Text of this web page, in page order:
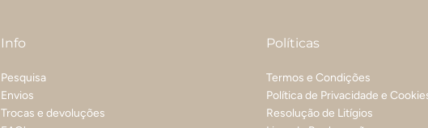
Info
Pesquisa
Envios
Trocas e devoluções
Políticas
Termos e Condições
Política de Privacidade e
Resolução de Litígios